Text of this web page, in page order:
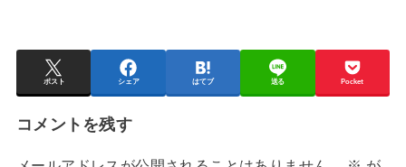
ポスト シェア はてブ 送る Pocket
コメントを残す